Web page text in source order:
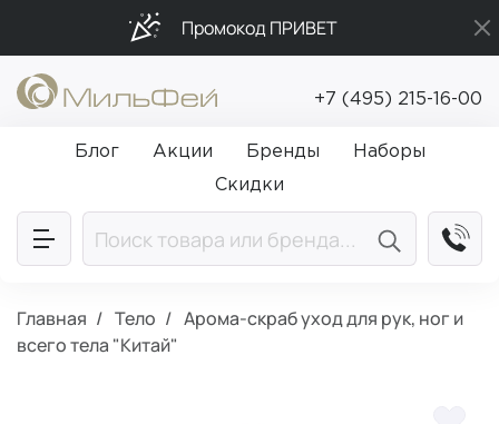
Промокод ПРИВЕТ
Подарки в каждый заказ от 5 000₽
Бесплатная доставка от 5 000₽
+7 (495) 215-16-00
Блог Акции Бренды
Наборы
Скидки
Главная Тело
Арома-скраб уход для рук, ног и
всего тела "Китай"